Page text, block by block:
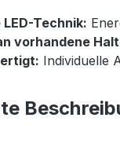
Technik:
vorhandene
Individuelle